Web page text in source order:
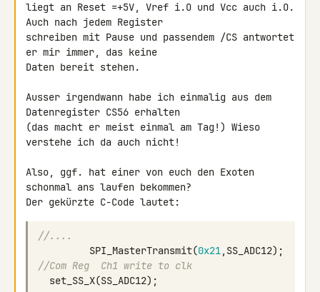
liegt an Reset =+5V, Vref i.O und Vcc auch i.O.
Auch nach jedem Register
schreiben mit Pause und passendem /CS antwortet
er mir immer, das keine
Daten bereit stehen.
Ausser irgendwann habe ich einmalig aus dem
Datenregister CS56 erhalten
(das macht er meist einmal am Tag!) Wieso
verstehe ich da auch nicht!
Also, ggf. hat einer von euch den Exoten
schonmal ans laufen bekommen?
//....
SPI_MasterTransmit(0x21, SS_ADC12);
//Com Reg  Ch1 write to clk
set_SS_X(SS_ADC12);